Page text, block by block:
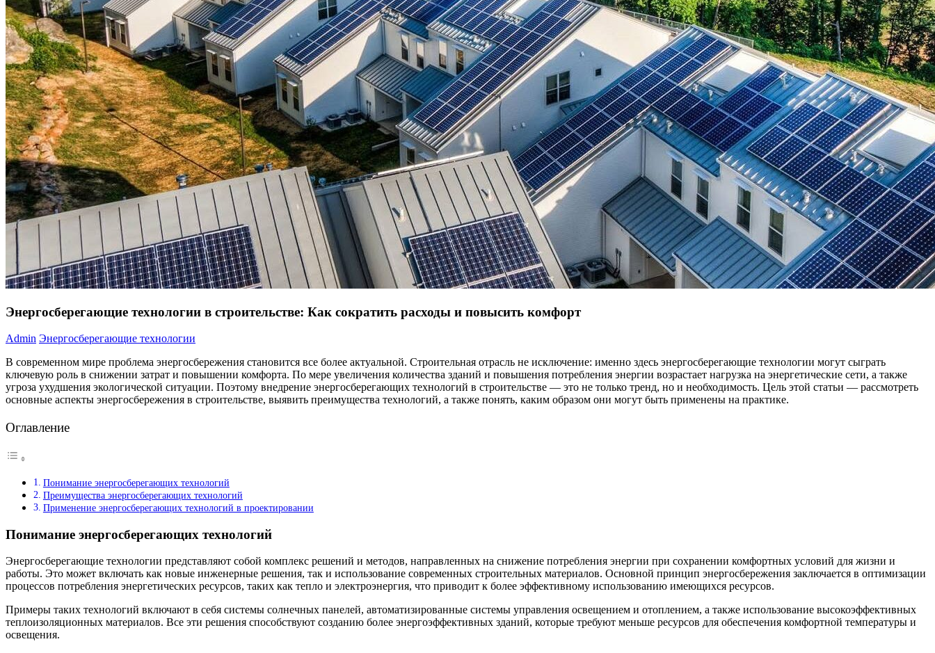
Энергосберегающие технологии в строительстве: Как сократить расходы и повысить комфорт
Admin Энергосберегающие технологии
В современном мире проблема энергосбережения становится все более актуальной. Строительная отрасль не исключение: именно здесь энергосберегающие технологии могут сыграть
ключевую роль в снижении затрат и повышении комфорта. По мере увеличения количества зданий и повышения потребления энергии возрастает нагрузка на энергетические сети, а также
угроза ухудшения экологической ситуации. Поэтому внедрение энергосберегающих технологий в строительстве — это не только тренд, но и необходимость. Цель этой статьи — рассмотреть
основные аспекты энергосбережения в строительстве, выявить преимущества технологий, а также понять, каким образом они могут быть применены на практике.
Оглавление
Понимание энергосберегающих технологий
Преимущества энергосберегающих технологий
Применение энергосберегающих технологий в проектировании
Понимание энергосберегающих технологий
Энергосберегающие технологии представляют собой комплекс решений и методов, направленных на снижение потребления энергии при сохранении комфортных условий для жизни и
работы. Это может включать как новые инженерные решения, так и использование современных строительных материалов. Основной принцип энергосбережения заключается в оптимизации
процессов потребления энергетических ресурсов, таких как тепло и электроэнергия, что приводит к более эффективному использованию имеющихся ресурсов.
Примеры таких технологий включают в себя системы солнечных панелей, автоматизированные системы управления освещением и отоплением, а также использование высокоэффективных
теплоизоляционных материалов. Все эти решения способствуют созданию более энергоэффективных зданий, которые требуют меньше ресурсов для обеспечения комфортной температуры и
освещения.